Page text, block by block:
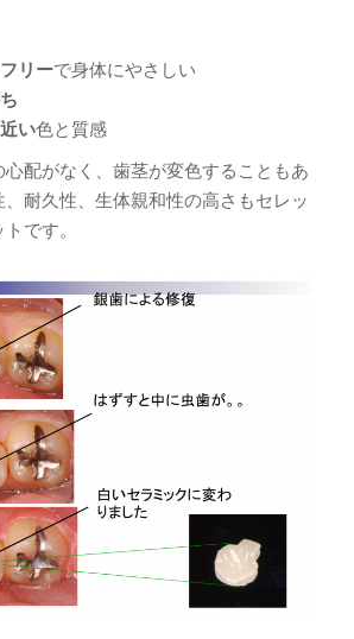
リーで身体にやさしい
い色と質感
配がなく、歯茎が変色することもあ
、耐久性、生体親和性の高さもセレッ
です。